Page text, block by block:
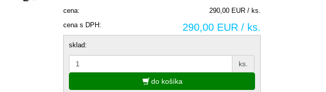
cena:
290,00 EUR / ks.
cena s DPH:
290,00 EUR / ks.
sklad:
ks.
do košíka